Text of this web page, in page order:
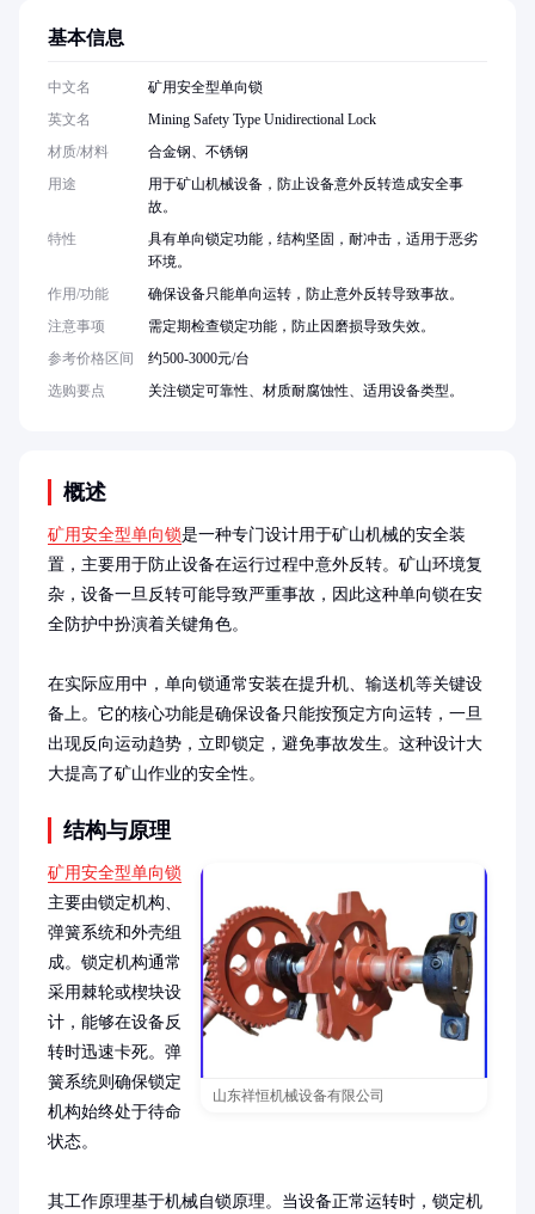
概述
矿用安全型单向锁是一种专门设计用于矿山机械的安全装
置，主要用于防止设备在运行过程中意外反转。矿山环境复
杂，设备一旦反转可能导致严重事故，因此这种单向锁在安
全防护中扮演着关键角色。
在实际应用中，单向锁通常安装在提升机、输送机等关键设
备上。它的核心功能是确保设备只能按预定方向运转，一旦
出现反向运动趋势，立即锁定，避免事故发生。这种设计大
大提高了矿山作业的安全性。
结构与原理
山东祥恒机械设备有限公司
矿用安全型单向锁
主要由锁定机构、
弹簧系统和外壳组
成。锁定机构通常
采用棘轮或楔块设
计，能够在设备反
转时迅速卡死。弹
簧系统则确保锁定
机构始终处于待命
状态。
其工作原理基于机械自锁原理。当设备正常运转时，锁定机
基本信息
中文名
矿用安全型单向锁
英文名
Mining Safety Type Unidirectional Lock
材质/材料
合金钢、不锈钢
用途
用于矿山机械设备，防止设备意外反转造成安全事
故。
特性
具有单向锁定功能，结构坚固，耐冲击，适用于恶劣
环境。
作用/功能
确保设备只能单向运转，防止意外反转导致事故。
注意事项
需定期检查锁定功能，防止因磨损导致失效。
参考价格区间
约500-3000元/台
选购要点
关注锁定可靠性、材质耐腐蚀性、适用设备类型。